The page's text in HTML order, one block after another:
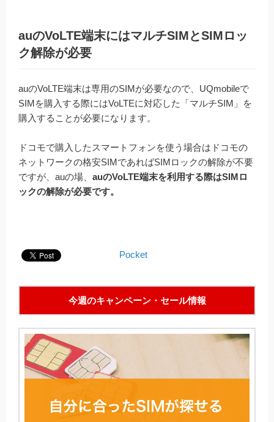
auのVoLTE端末にはマルチSIMとSIMロッ
ク解除が必要
auのVoLTE端末は専用のSIMが必要なので、UQmobileで
SIMを購入する際にはVoLTEに対応した「マルチSIM」を
購入することが必要になります。
ドコモで購入したスマートフォンを使う場合はドコモの
ネットワークの格安SIMであればSIMロックの解除が不要
ですが、auの場、 auのVoLTE端末を利用する際はSIMロ
ックの解除が必要です。
Pocket
今週のキャンペーン・セール情報